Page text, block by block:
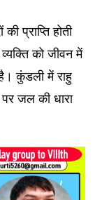
प्राप्ति होती
को जीवन में
कुंडली में राहु
जल की धारा